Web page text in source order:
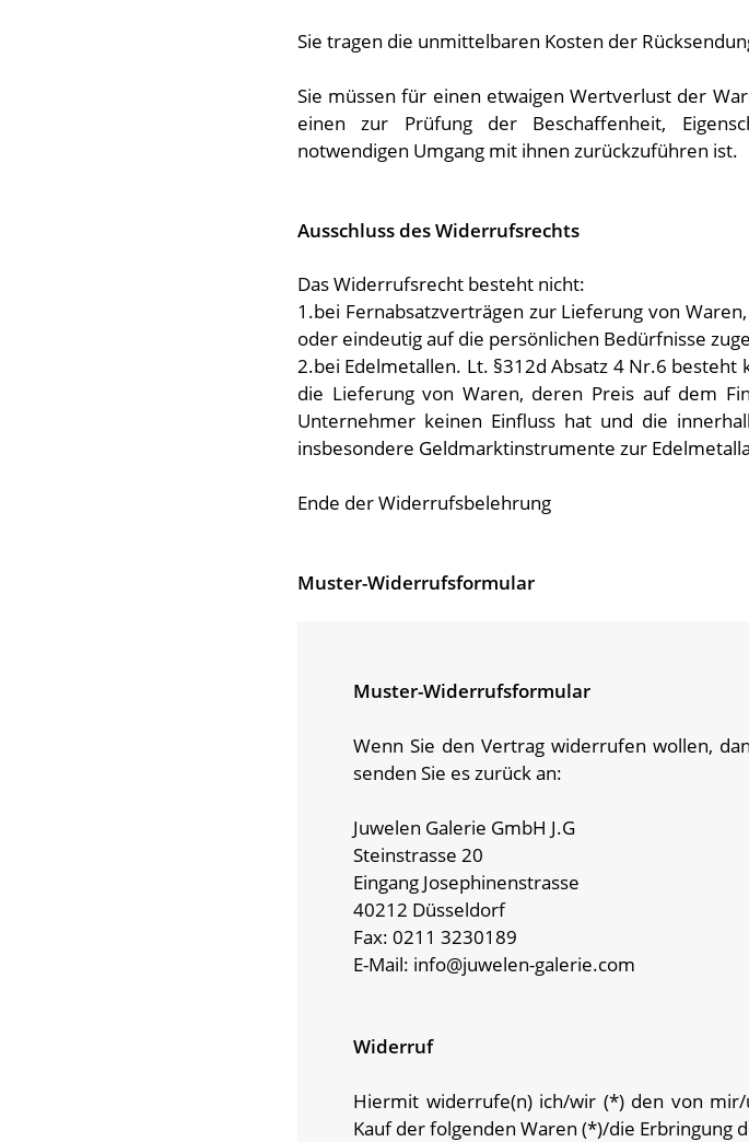
Sie tragen die unmittelbaren Kosten der
Sie müssen für einen etwaigen Wertverlust der
einen zur Prüfung der Beschaffenheit,
notwendigen Umgang mit ihnen zurückzuführen ist.
Ausschluss des Widerrufsrechts
Das Widerrufsrecht besteht nicht:
1.bei Fernabsatzverträgen zur Lieferung von
oder eindeutig auf die persönlichen Bedürfnisse
2.bei Edelmetallen. Lt. §312d Absatz 4 Nr.6
die Lieferung von Waren, deren Preis auf dem
Unternehmer keinen Einfluss hat und die
insbesondere Geldmarktinstrumente zur
Ende der Widerrufsbelehrung
Muster-Widerrufs­formular
Muster-Widerrufs­formular
Wenn Sie den Vertrag widerrufen wollen,
senden Sie es zurück an:
Juwelen Galerie GmbH J.G
Steinstrasse 20
Eingang Josephinenstrasse
40212 Düsseldorf
Fax: 0211 3230189
E-Mail: info@juwelen-galerie.com
Widerruf
Hiermit widerrufe(n) ich/wir (*) den von
Kauf der folgenden Waren (*)/die Erbringung